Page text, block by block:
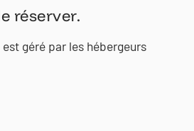
réserver.
géré par les hébergeurs